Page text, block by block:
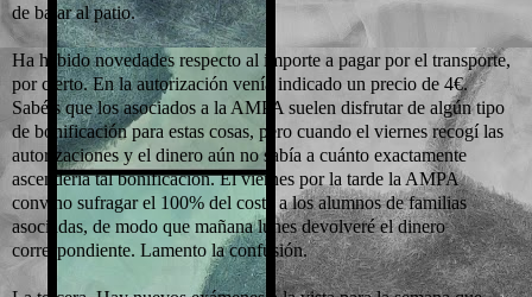
de bajar al patio.
Ha habido novedades respecto al importe a pagar por el transporte,
por cierto. En la autorización venía indicado un precio de 4€.
Sabéis que los asociados a la AMPA suelen disfrutar de algún tipo
de bonificación para estas cosas, pero cuando el viernes recogí las
autorizaciones y el dinero aún no sabía a cuánto exactamente
ascendería tal bonificación. El viernes por la tarde la AMPA
convino sufragar el 100% del coste a los alumnos de familias
asociadas, de modo que mañana lunes devolveré el dinero
correspondiente. Lamento la confusión.